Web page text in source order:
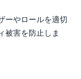
ーやロールを適切
被害を防止しま